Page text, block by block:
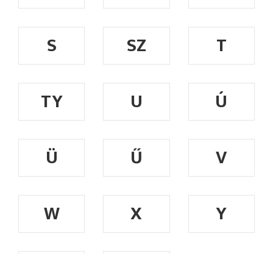
S
SZ
T
TY
U
Ú
Ü
Ű
V
W
X
Y